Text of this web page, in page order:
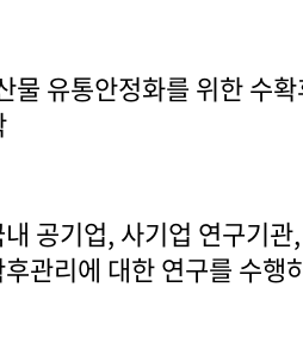
물 유통안정화를 위한 수
공기업, 사기업 연구기관
관리에 대한 연구를 수행